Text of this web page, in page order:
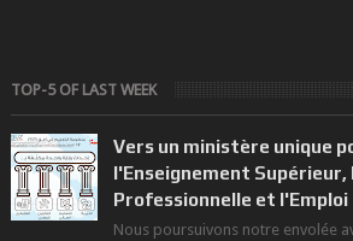
TOP-5 OF LAST WEEK
Vers un ministère unique
l'Enseignement Supérieur,
Professionnelle et l'Emploi
Nous poursuivons notre envolée